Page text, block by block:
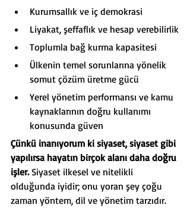
Kurumsallık ve iç demokrasi
Liyakat, şeffaflık ve hesap verebilirlik
Toplumla bağ kurma kapasitesi
Ülkenin temel sorunlarına yönelik
somut çözüm üretme gücü
Yerel yönetim performansı ve kamu
kaynaklarının doğru kullanımı
konusunda güven
Çünkü inanıyorum ki siyaset, siyaset gibi
yapılırsa hayatın birçok alanı daha doğru
işler. Siyaset ilkesel ve nitelikli
olduğunda iyidir; onu yoran şey çoğu
zaman yöntem, dil ve yönetim tarzıdır.